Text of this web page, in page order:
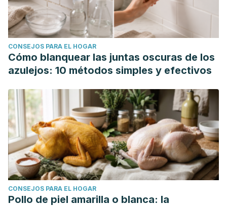
CONSEJOS PARA EL HOGAR
Cómo blanquear las juntas oscuras de los
azulejos: 10 métodos simples y efectivos
CONSEJOS PARA EL HOGAR
Pollo de piel amarilla o blanca: la